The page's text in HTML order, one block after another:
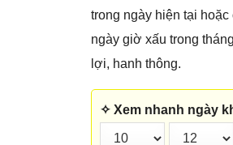
trong ngày hiện tại
ngày giờ xấu trong
lợi, hanh thông.
✧ Xem nhanh ngày